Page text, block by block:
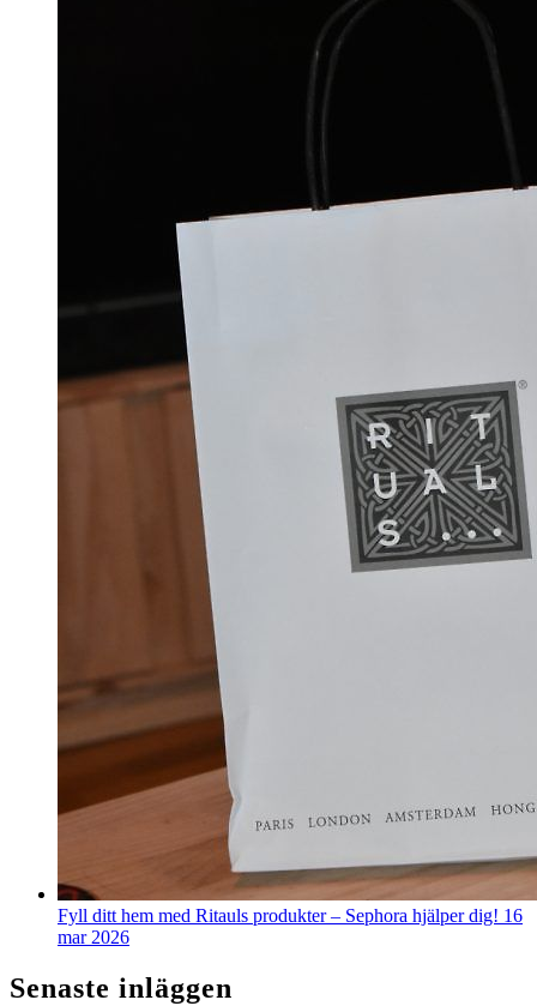
Fyll ditt hem med Ritauls produkter – Sephora hjälper dig! 16
mar 2026
Senaste inläggen